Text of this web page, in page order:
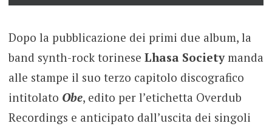
Dopo la pubblicazione dei primi due album, la
band synth-rock torinese Lhasa Societymanda
alle stampe il suo terzo capitolo discografico
intitolato Obe, edito per l’etichetta Overdub
Recordings e anticipato dall’uscita dei singoli